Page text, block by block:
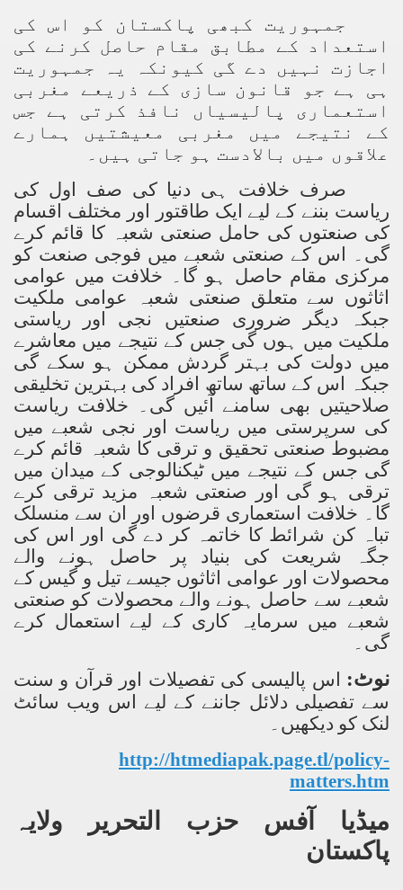
جمہوریت کبھی پاکستان کو اس کی
استعداد کے مطابق مقام حاصل کرنے کی
اجازت نہیں دے گی کیونکہ یہ جمہوریت
ہی ہے جو قانون سازی کے ذریعے مغربی
استعماری پالیسیاں نافذ کرتی ہے جس
کے نتیجے میں مغربی معیشتیں ہمارے
علاقوں میں بالادست ہو جاتی ہیں۔
صرف خلافت ہی دنیا کی صف اول کی
ریاست بننے کے لیے ایک طاقتور اور مختلف اقسام
کی صنعتوں کی حامل صنعتی شعبہ کا قائم کرے
گی۔ اس کے صنعتی شعبے میں فوجی صنعت کو
مرکزی مقام حاصل ہو گا۔ خلافت میں عوامی
اثاثوں سے متعلق صنعتی شعبہ عوامی ملکیت
جبکہ دیگر ضروری صنعتیں نجی اور ریاستی
ملکیت میں ہوں گی جس کے نتیجے میں معاشرے
میں دولت کی بہتر گردش ممکن ہو سکے گی
جبکہ اس کے ساتھ ساتھ افراد کی بہترین تخلیقی
صلاحیتیں بھی سامنے آئیں گی۔ خلافت ریاست
کی سرپرستی میں ریاست اور نجی شعبے میں
مضبوط صنعتی تحقیق و ترقی کا شعبہ قائم کرے
گی جس کے نتیجے میں ٹیکنالوجی کے میدان میں
ترقی ہو گی اور صنعتی شعبہ مزید ترقی کرے
گا۔ خلافت استعماری قرضوں اور ان سے منسلک
تباہ کن شرائط کا خاتمہ کر دے گی اور اس کی
جگہ شریعت کی بنیاد پر حاصل ہونے والے
محصولات اور عوامی اثاثوں جیسے تیل و گیس کے
شعبے سے حاصل ہونے والے محصولات کو صنعتی
شعبے میں سرمایہ کاری کے لیے استعمال کرے
گی۔
نوٹ: اس پالیسی کی تفصیلات اور قرآن و سنت
سے تفصیلی دلائل جاننے کے لیے اس ویب سائٹ
لنک کو دیکھیں۔
http://htmediapak.page.tl/policy-
matters.htm
میڈیا آفس حزب التحریر
ولایہ
پاکستان